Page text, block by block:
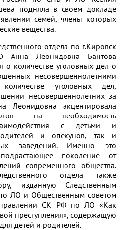
подняла в своем докладе
семей, члены которых
вещества.
отдела по г.Кировск
Леонидовна Бантова
о количестве уголовных дел о
несовершеннолетними
уголовных дел,
несовершеннолетних за
Леонидовна акцентировала
на необходимость
с детьми и
и опекунов, так и
заведений. Именно это
поколение от
современного общества.
отдела также
изданную Следственным
ЛО и Общественным советом
СК РФ по ЛО «Как
преступления», содержащую
детей и родителей.